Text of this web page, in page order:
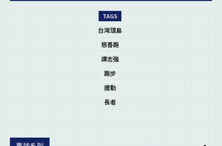
TAGS
台灣環島
慈善跑
譚志強
跑步
運動
長者